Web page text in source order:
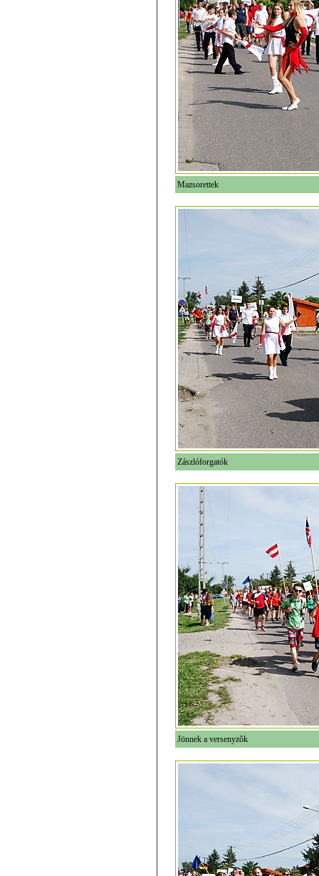
Mazsorettek
Zászlóforgatók
Jönnek a versenyzõk